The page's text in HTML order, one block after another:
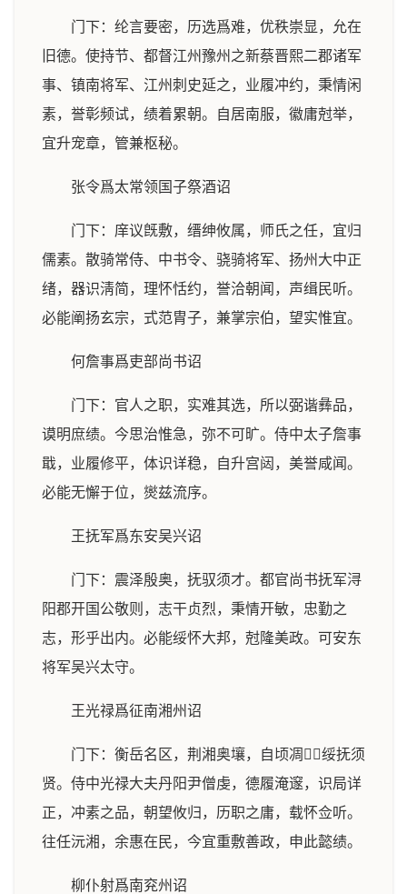
门下：纶言要密，历选爲难，优秩崇显，允在
旧德。使持节、都督江州豫州之新蔡晋熙二郡诸军
事、镇南将军、江州刺史延之，业履冲约，秉情闲
素，誉彰频试，绩着累朝。自居南服，徽庸尅举，
宜升宠章，管兼枢秘。
张令爲太常领国子祭酒诏
门下：庠议旣敷，缙绅攸属，师氏之任，宜归
儒素。散骑常侍、中书令、骁骑将军、扬州大中正
绪，器识淸简，理怀恬约，誉洽朝闻，声缉民听。
必能阐扬玄宗，式范胄子，兼掌宗伯，望实惟宜。
何詹事爲吏部尚书诏
门下：官人之职，实难其选，所以弼谐彝品，
谟明庶绩。今思治惟急，弥不可旷。侍中太子詹事
戢，业履修平，体识详稳，自升宫闼，美誉咸闻。
必能无懈于位，爕兹流序。
王抚军爲东安吴兴诏
门下：震泽殷奥，抚驭须才。都官尚书抚军浔
阳郡开国公敬则，志干贞烈，秉情开敏，忠勤之
志，形乎出内。必能绥怀大邦，尅隆美政。可安东
将军吴兴太守。
王光禄爲征南湘州诏
门下：衡岳名区，荆湘奥壤，自顷凋，绥抚须
贤。侍中光禄大夫丹阳尹僧虔，德履淹邃，识局详
正，冲素之品，朝望攸归，历职之庸，载怀佥听。
往任沅湘，余惠在民，今宜重敷善政，申此懿绩。
柳仆射爲南兖州诏